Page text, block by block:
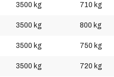
3500 kg 710 kg
3500 kg 800 kg
3500 kg 750 kg
3500 kg 720 kg